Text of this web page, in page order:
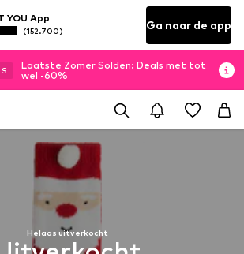
YOU App
(152.700) Ga naar de app
S
Laatste Zomer Solden: Deals met tot
wel -60%
Helaas uitverkocht